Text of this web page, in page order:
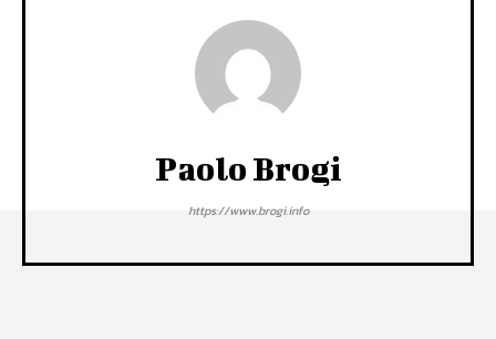
Paolo Brogi
https://www.brogi.info